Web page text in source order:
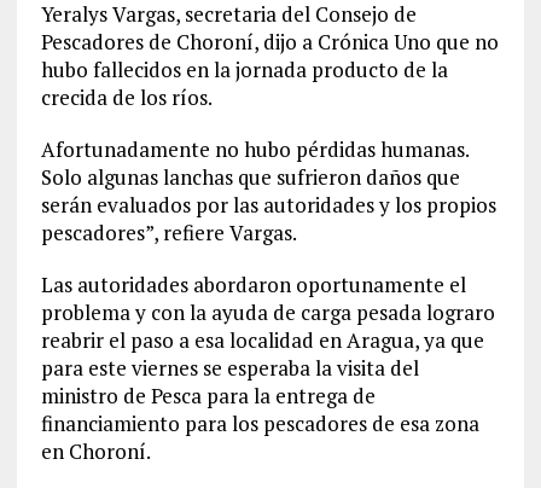
Yeralys Vargas, secretaria del Consejo de
Pescadores de Choroní, dijo a Crónica Uno que no
hubo fallecidos en la jornada producto de la
crecida de los ríos.
Afortunadamente no hubo pérdidas humanas.
Solo algunas lanchas que sufrieron daños que
serán evaluados por las autoridades y los propios
pescadores”, refiere Vargas.
Las autoridades abordaron oportunamente el
problema y con la ayuda de carga pesada lograro
reabrir el paso a esa localidad en Aragua, ya que
para este viernes se esperaba la visita del
ministro de Pesca para la entrega de
financiamiento para los pescadores de esa zona
en Choroní.